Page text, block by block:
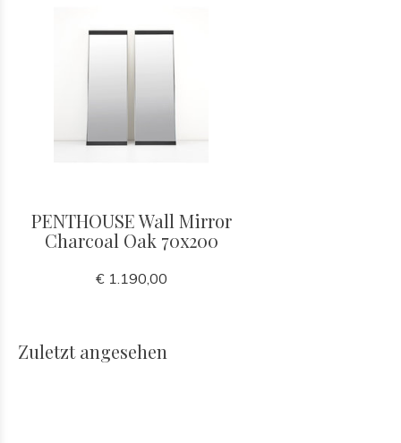
PENTHOUSE Wall Mirror
Charcoal Oak 70x200
€ 1.190,00
Zuletzt angesehen